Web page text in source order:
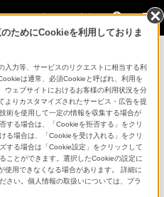
法人のお客様
ー製品に関するお問い合わせ
製品に関する重要なお知らせ
／業務用製品に関
い合わせ
関するお問い合わせ
ためにCookieを利用しておりま
入力等、サービスのリクエストに相当する利
は通常、必須Cookieと呼ばれ、利用を
ウェブサイトにおけるお客様の利用状況を分
よりカスタマイズされたサービス・広告を提
術を使用して一定の情報を収集する場合が
する場合は、「Cookieを拒否する」をクリ
る場合は、「Cookieを受け入れる」をクリ
する場合は「Cookie設定」をクリックして
ことができます。選択したCookieの設定に
使用できなくなる場合があります。 詳細に
さい。個人情報の取扱いについては、プラ